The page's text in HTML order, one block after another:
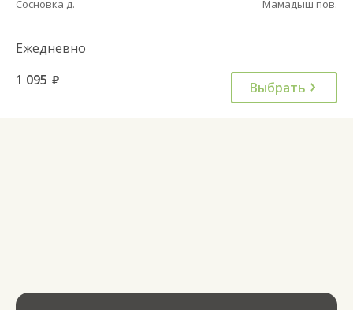
Сосновка д. Мамадыш пов.
Ежедневно
1 095 руб. Выбрать